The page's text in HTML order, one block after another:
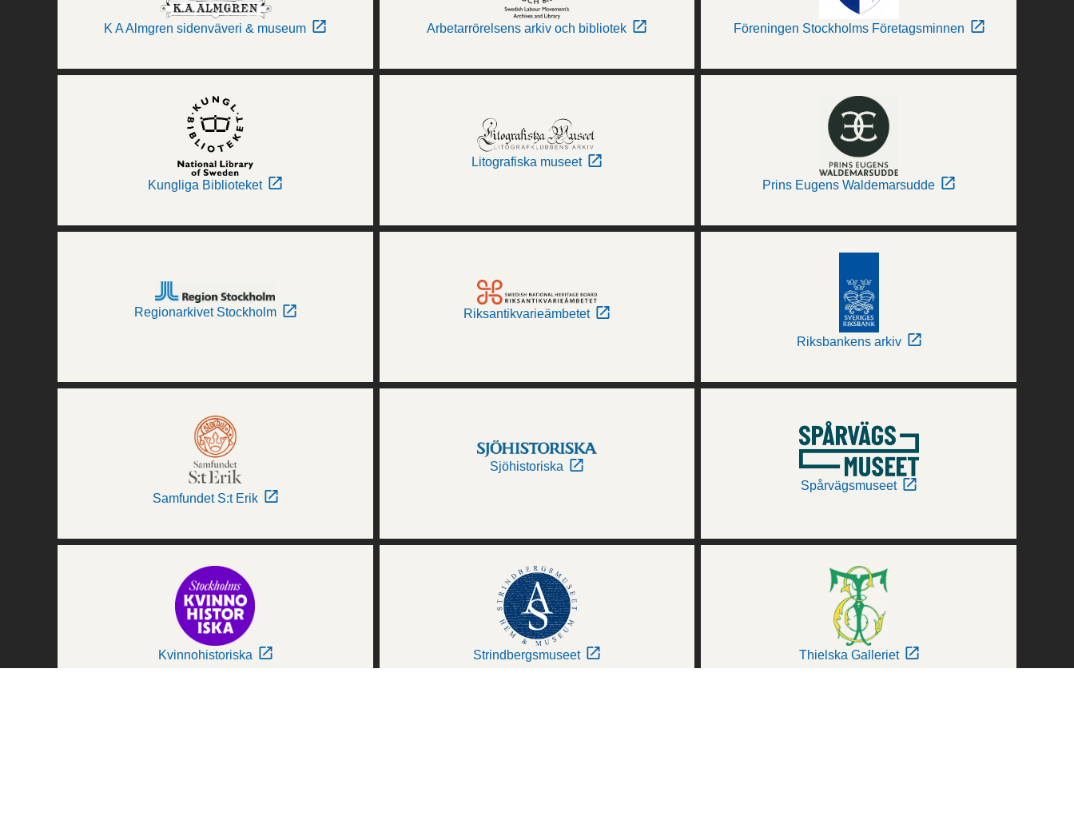
K A Almgren sidenväveri & museum Arbetarrörelsens arkiv och bibliotek Föreningen Stockholms Företagsminnen
Kungliga Biblioteket
Litografiska museet
Prins Eugens Waldemarsudde
Regionarkivet Stockholm Riksantikvarieämbetet
Riksbankens arkiv
Samfundet S:t Erik
Sjöhistoriska
Spårvägsmuseet
Kvinnohistoriska Strindbergsmuseet Thielska Galleriet